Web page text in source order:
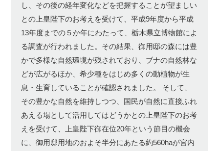
し、その後の経年変化などを把握することが望ましい
との上皇陛下のお考えを受けて、平成9年度から平成
13年度までの５か年にわたって、栃木県立博物館によ
る調査が行われました。その結果、御用邸の森には豊
かで多様な自然環境が残されており、ブナの自然林な
どが広がるほか、希少種をはじめ多くの動植物が生
息・生育していることが確認されました。
そして、
その豊かな自然を維持しつつ、国民が自然に直接ふれ
あえる場として活用してはどうかとの上皇陛下のお考
えを受けて、上皇陛下御在位20年という節目の機会
に、御用邸用地のおよそ半分にあたる約560haが宮内